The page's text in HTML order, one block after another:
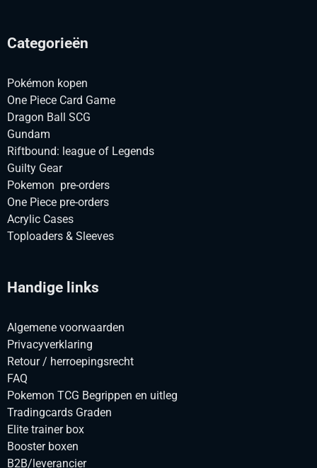
Categorieën
Pokémon kopen
One Piece Card Game
Dragon Ball SCG
Gundam
Riftbound: league of Legends
Guilty Gear
Pokemon pre-orders
One Piece pre-orders
Acrylic Cases
Toploaders & Sleeves
Handige links
Algemene voorwaarden
Privacyverklaring
Retour / herroepingsrecht
FAQ
Pokemon TCG Begrippen en uitleg
Tradingcards Graden
Elite trainer box
Booster boxen
B2B/leverancier